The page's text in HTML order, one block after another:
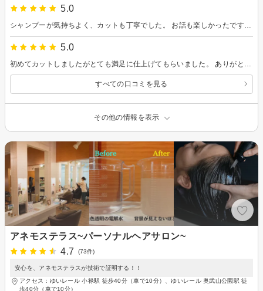
5.0
シャンプーが気持ちよく、カットも丁寧でした。 お話も楽しかったです。 またお願いしたいと思いました。
5.0
すべての口コミを見る
その他の情報を表示
アネモステラス~パーソナルヘアサロン~
4.7
(73件)
安心を、アネモステラスが技術で証明する！！
アクセス：ゆいレール 小禄駅 徒歩40分（車で10分）、ゆいレール 奥武山公園駅 徒
歩40分（車で10分）